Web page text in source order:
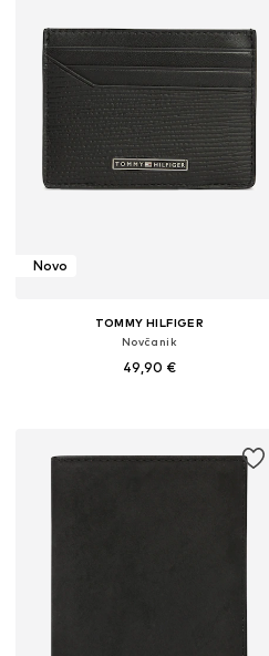
Novo
TOMMY HILFIGER
Novčanik
49,90 €